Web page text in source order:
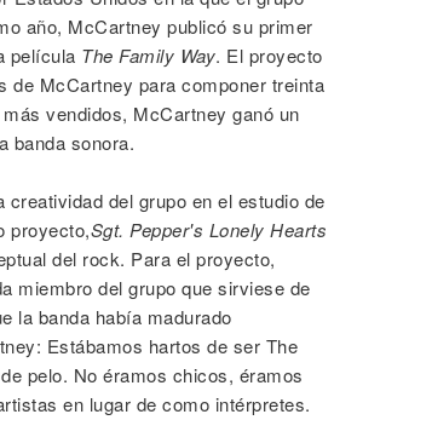
año, McCartney publicó su primer
película The Family Way. El proyecto
de McCartney para componer treinta
vendidos, McCartney ganó un
banda sonora.
del grupo en el estudio de
proyecto,Sgt. Pepper's Lonely Hearts
del rock. Para el proyecto,
miembro del grupo que sirviese de
la banda había madurado
Estábamos hartos de ser The
pelo. No éramos chicos, éramos
en lugar de como intérpretes.